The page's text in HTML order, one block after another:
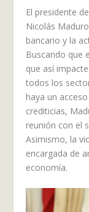
El presidente
Nicolás
bancario y la
Buscando que
que así
todos los
haya un
crediticias,
reunión con el
Asimismo, la
encargada de
economía.